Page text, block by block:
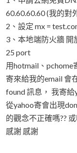
60.60.60.60 (我的對
2、設定 mx =
3、本地端防火牆 開
25 port
用hotmail、pchome
寄來給我的email 會
found 訊息， 我寄
從yahoo寄會出現
的觀念不正確嗎??
感謝 感謝